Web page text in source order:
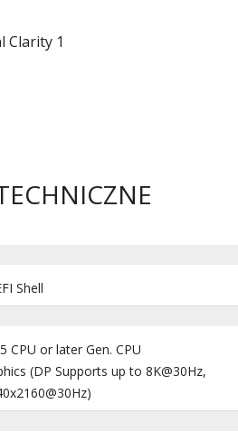
Shell
CPU or later Gen. CPU
(DP Supports up to 8K@30Hz,